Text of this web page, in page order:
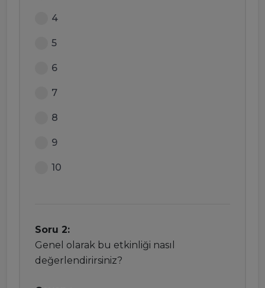
4
5
6
7
8
9
10
Soru 2:
Genel olarak bu etkinliği nasıl
değerlendirirsiniz?